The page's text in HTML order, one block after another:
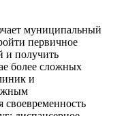
муниципальный
первичное
и получить
более сложных
и
своевременность